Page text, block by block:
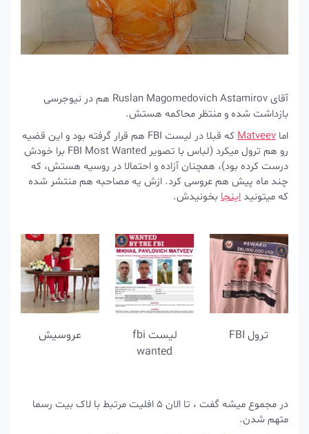
آقای Ruslan Magomedovich Astamirov هم در نیوجرسی
بازداشت شده و منتظر محاکمه هستش.
Matveev
که قبلا در لیست FBI هم قرار گرفته بود و این قضیه
رو هم ترول میکرد (لباس با تصویر FBI Most Wanted برا خودش
درست کرده بود)، همچنان آزاده و احتمالا در روسیه هستش، که
چند ماه پیش هم عروسی کرد. ازش یه مصاحبه هم منتشر شده
که میتونیداینجابخونیدش.
ترول FBI
لیست fbi
wanted
عروسیش
در مجموع میشه گفت ، تا الان 5 افلیت مرتبط با لاک بیت رسما
متهم شدن.